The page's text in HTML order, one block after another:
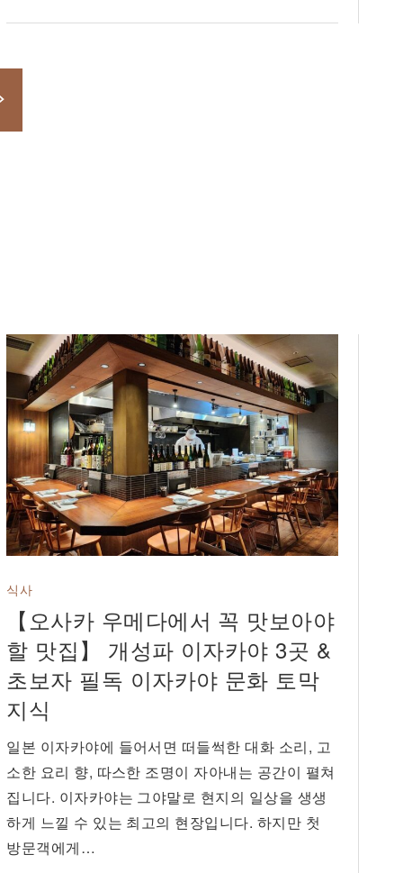
식사
【오사카 우메다에서 꼭 맛보아야
할 맛집】 개성파 이자카야 3곳 &
초보자 필독 이자카야 문화 토막
지식
일본 이자카야에 들어서면 떠들썩한 대화 소리, 고
소한 요리 향, 따스한 조명이 자아내는 공간이 펼쳐
집니다. 이자카야는 그야말로 현지의 일상을 생생
하게 느낄 수 있는 최고의 현장입니다. 하지만 첫
방문객에게…